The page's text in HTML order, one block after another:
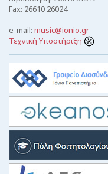
Fax: 26610 26024
e-mail: music@ionio.gr
Τεχνική Υποστήριξη